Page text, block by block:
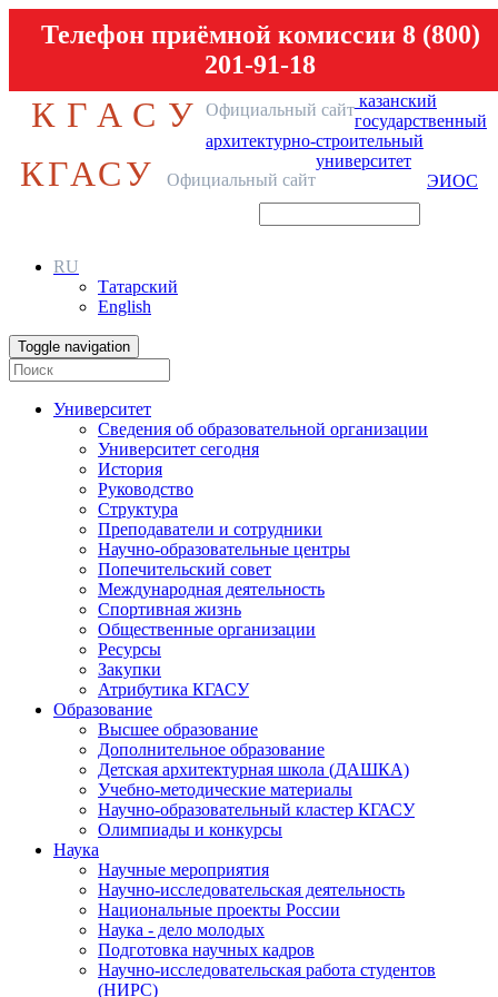
Телефон приёмной комиссии 8 (800)
201-91-18
КГАСУ Официальный сайт казанский
государственный
архитектурно-строительный
университет
КГАСУ Официальный сайт ЭИОС
RU
Татарский
English
Toggle navigation
Университет
Сведения об образовательной организации
Университет сегодня
История
Руководство
Структура
Преподаватели и сотрудники
Научно-образовательные центры
Попечительский совет
Международная деятельность
Спортивная жизнь
Общественные организации
Ресурсы
Закупки
Атрибутика КГАСУ
Образование
Высшее образование
Дополнительное образование
Детская архитектурная школа (ДАШКА)
Учебно-методические материалы
Научно-образовательный кластер КГАСУ
Олимпиады и конкурсы
Наука
Научные мероприятия
Научно-исследовательская деятельность
Национальные проекты России
Наука - дело молодых
Подготовка научных кадров
Научно-исследовательская работа студентов
(НИРС)